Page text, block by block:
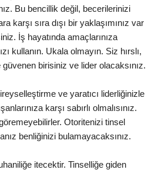
Bu bencillik değil, becerilerinizi
karşı sıra dışı bir yaklaşımınız var
İş hayatında amaçlarınıza
kullanın. Ukala olmayın. Siz hırslı,
birisiniz ve lider olacaksınız.
ve yaratıcı liderliğinizle
karşı sabırlı olmalısınız.
Otoritenizi tinsel
benliğinizi bulamayacaksınız.
itecektir. Tinselliğe giden